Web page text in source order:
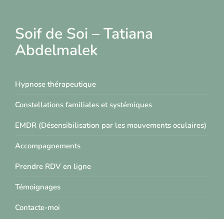
Soif de Soi – Tatiana
Abdelmalek
Hypnose thérapeutique
Constellations familiales et systémiques
EMDR (Désensibilisation par les mouvements oculaires)
Accompagnements
Prendre RDV en ligne
Témoignages
Contacte-moi